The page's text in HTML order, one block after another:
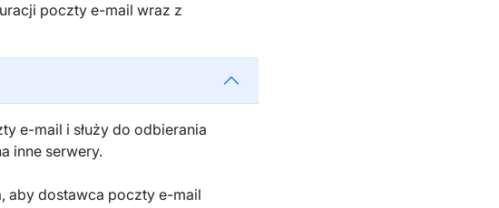
poczty e-mail wraz z
e-mail i służy do odbierania
inne serwery.
aby dostawca poczty e-mail